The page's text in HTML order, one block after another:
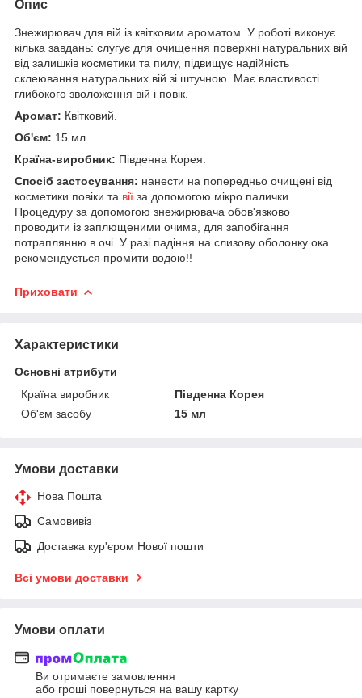
Опис
Знежирювач для вій із квітковим ароматом. У роботі виконує
кілька завдань: слугує для очищення поверхні натуральних вій
від залишків косметики та пилу, підвищує надійність
склеювання натуральних вій зі штучною. Має властивості
глибокого зволоження вій і повік.
Аромат: Квітковий.
Об'єм: 15 мл.
Країна-виробник: Південна Корея.
Спосіб застосування: нанести на попередньо очищені від
косметики повіки та вії за допомогою мікро палички.
Процедуру за допомогою знежирювача обов'язково
проводити із заплющеними очима, для запобігання
потраплянню в очі. У разі падіння на слизову оболонку ока
рекомендується промити водою!!
Приховати
Характеристики
Основні атрибути
Країна виробник
Південна Корея
Об'єм засобу
15 мл
Умови доставки
Нова Пошта
Самовивіз
Доставка кур'єром Нової пошти
Всі умови доставки
Умови оплати
Ви отримаєте замовлення
або гроші повернуться на вашу картку